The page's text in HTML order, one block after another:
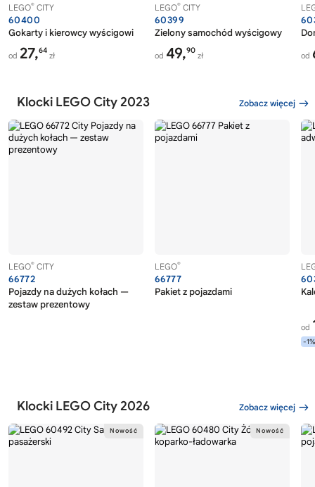
LEGO® CITY
60400
Gokarty i kierowcy wyścigowi
od 27,64
zł
LEGO® CITY
60399
Zielony samochód wyścigowy
od 49,90
zł od
Klocki LEGO City 2023 Zobacz więcej
LEGO® CITY
66772
Pojazdy na dużych kołach —
zestaw prezentowy
LEGO®
66777
Pakiet z pojazdami
od
-1%
Klocki LEGO City 2026 Zobacz więcej